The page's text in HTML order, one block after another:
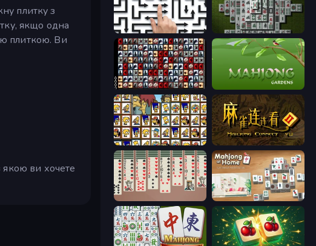
плитку з
якщо одна
плиткою. Ви
якою ви хочете
Arrow Escape: Puzzle Mahjong 3D Classic
War Mahjong Mahjong Gardens
Tiles of the Simpsons Mahjong Connect 2 (Legacy)
Spider Solitaire 2 Suits Scandinavian Mahjong